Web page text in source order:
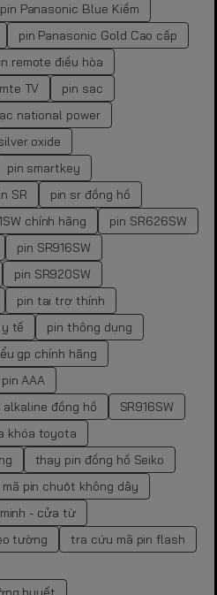
pin Panasonic Blue Kiềm
pin Panasonic Gold Cao cấp
remote điều hòa
TV
pin sạc
national power
oxide
pin smartkey
SR
pin sr đồng hồ
chính hãng
pin SR626SW
pin SR916SW
pin SR920SW
pin tai trợ thính
tế
pin thông dụng
gp chính hãng
AAA
đồng hồ
SR916SW
khóa toyota
thay pin đồng hồ Seiko
pin chuột không dây
- cửa từ
tường
tra cứu mã pin flash